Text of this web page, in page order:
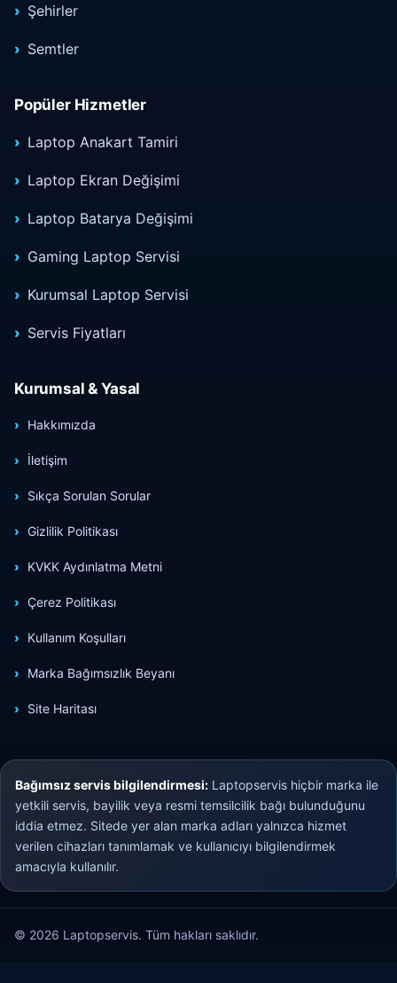
Şehirler
Semtler
Popüler Hizmetler
Laptop Anakart Tamiri
Laptop Ekran Değişimi
Laptop Batarya Değişimi
Gaming Laptop Servisi
Kurumsal Laptop Servisi
Servis Fiyatları
Kurumsal & Yasal
Hakkımızda
İletişim
Sıkça Sorulan Sorular
Gizlilik Politikası
KVKK Aydınlatma Metni
Çerez Politikası
Kullanım Koşulları
Marka Bağımsızlık Beyanı
Site Haritası
Bağımsız servis bilgilendirmesi: Laptopservis hiçbir marka ile
yetkili servis, bayilik veya resmi temsilcilik bağı bulunduğunu
iddia etmez. Sitede yer alan marka adları yalnızca hizmet
verilen cihazları tanımlamak ve kullanıcıyı bilgilendirmek
amacıyla kullanılır.
© 2026 Laptopservis. Tüm hakları saklıdır.